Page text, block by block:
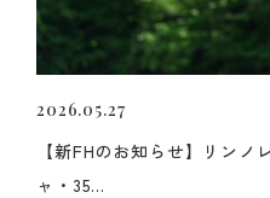
2026.05.27
【新FHのお知らせ】リン
ャ・35...